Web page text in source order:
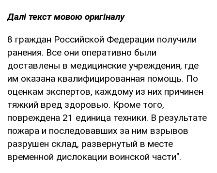
Далі текст мовою оригіналу
8 граждан Российской Федерации получили
ранения. Все они оперативно были
доставлены в медицинские учреждения, где
им оказана квалифицированная помощь. По
оценкам экспертов, каждому из них причинен
тяжкий вред здоровью. Кроме того,
повреждена 21 единица техники. В результате
пожара и последовавших за ним взрывов
разрушен склад, развернутый в месте
временной дислокации воинской части".